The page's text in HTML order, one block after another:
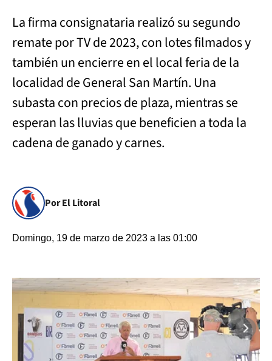
La firma consignataria realizó su segundo
remate por TV de 2023, con lotes filmados y
también un encierre en el local feria de la
localidad de General San Martín. Una
subasta con precios de plaza, mientras se
esperan las lluvias que beneficien a toda la
cadena de ganado y carnes.
Por El Litoral
Domingo, 19 de marzo de 2023 a las 01:00